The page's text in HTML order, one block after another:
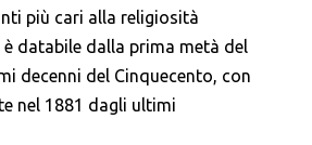
più cari alla religiosità
databile dalla prima metà del
decenni del Cinquecento, con
nel 1881 dagli ultimi